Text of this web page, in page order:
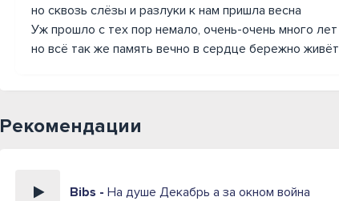
но сквозь слёзы и разлуки к нам пришла весна
Уж прошло с тех пор немало, очень-очень много лет
но всё так же память вечно в сердце бережно живёт
Рекомендации
Bibs - На душе Декабрь а за окном война